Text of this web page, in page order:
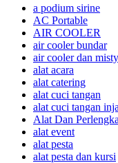
a podium sirine
AC Portable
AIR COOLER
air cooler bundar
air cooler dan
alat acara
alat catering
alat cuci tangan
alat cuci tangan
Alat Dan
alat event
alat pesta
alat pesta dan kursi